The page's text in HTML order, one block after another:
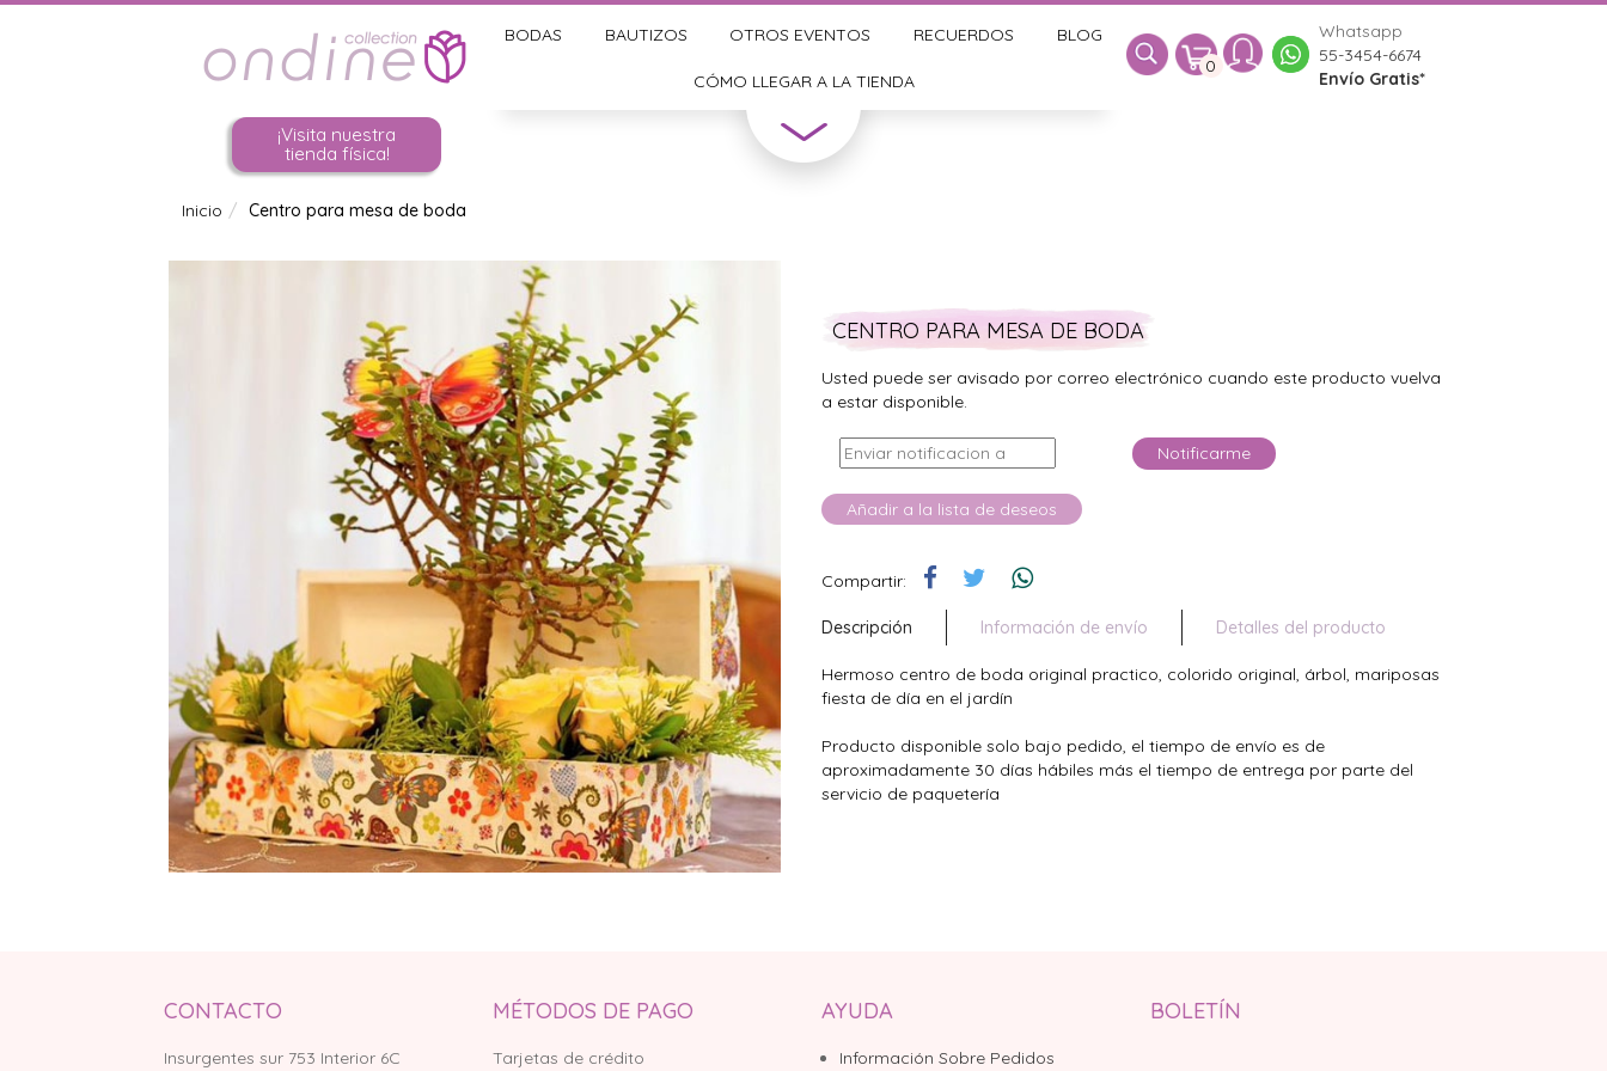
BODAS BAUTIZOS OTROS EVENTOS RECUERDOS BLOG
CÓMO LLEGAR A LA TIENDA
0
Whatsapp
55-3454-6674
Envío Gratis*
¡Visita nuestra
tienda física!
Inicio Centro para mesa de boda
CENTRO PARA MESA DE BODA
Usted puede ser avisado por correo electrónico cuando este producto vuelva
a estar disponible.
Notificarme
Añadir a la lista de deseos
Compartir:
Descripción Información de envío Detalles del producto
Hermoso centro de boda original practico, colorido original, árbol, mariposas
fiesta de día en el jardín
Producto disponible solo bajo pedido, el tiempo de envío es de
aproximadamente 30 días hábiles más el tiempo de entrega por parte del
servicio de paquetería
CONTACTO
Insurgentes sur 753 Interior 6C
MÉTODOS DE PAGO
Tarjetas de crédito
AYUDA
Información Sobre Pedidos
BOLETÍN